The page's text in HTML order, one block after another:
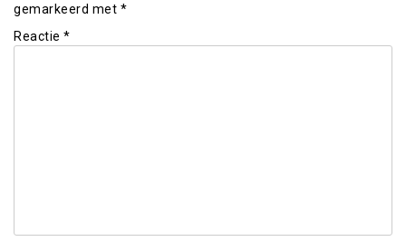
gemarkeerd met *
Reactie *